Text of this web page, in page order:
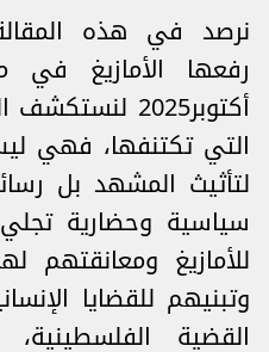
نرصد في هذه
أكتوبر2025
التي تكتنفها، فهي
لتأثيث المشهد بل
سياسية وحضارية
للأمازيغ ومعانقتهم
وتبنيهم للقضايا
القضية